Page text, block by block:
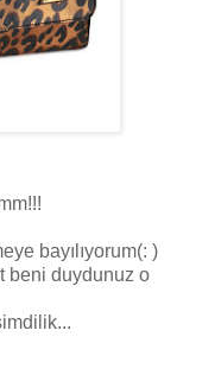
bayılıyorum(: )
beni duydunuz o